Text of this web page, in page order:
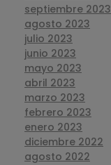
septiembre 2023
agosto 2023
julio 2023
junio 2023
mayo 2023
abril 2023
marzo 2023
febrero 2023
enero 2023
diciembre 2022
agosto 2022